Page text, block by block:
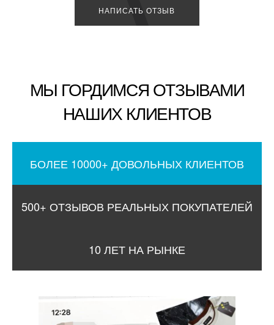
НАПИСАТЬ ОТЗЫВ
МЫ ГОРДИМСЯ ОТЗЫВАМИ
НАШИХ КЛИЕНТОВ
БОЛЕЕ 10000+ ДОВОЛЬНЫХ КЛИЕНТОВ
500+ ОТЗЫВОВ РЕАЛЬНЫХ ПОКУПАТЕЛЕЙ
10 ЛЕТ НА РЫНКЕ